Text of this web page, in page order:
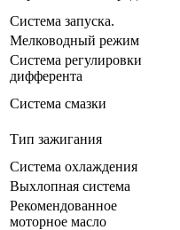
Система запуска.
Мелководный режим
Система регулировки
дифферента
Система смазки
Тип зажигания
Система охлаждения
Выхлопная система
Рекомендованное
моторное масло